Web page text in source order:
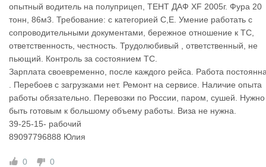
опытный водитель на полуприцеп, ТЕНТ ДАФ XF 2005г. Фура 20
тонн, 86м3. Требование: с категорией С,Е. Умение работать с
сопроводительными документами, бережное отношение к ТС,
ответственность, честность. Трудолюбивый , ответственный, не
пьющий. Контроль за состоянием ТС.
Зарплата своевременно, после каждого рейса. Работа
. Перебоев с загрузками нет. Ремонт на сервисе. Наличиe oпытa
рaбoты обязатeльнo. Перевозки по России, паром, сушей. Нужно
быть готовым к большому объему работы. Виза не нужна.
39-25-15- рабочий
89097796888 Юлия
0 0